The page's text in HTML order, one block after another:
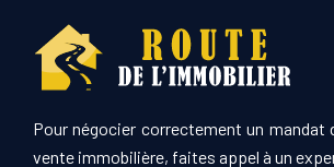
Pour négocier correctement un mandat
vente immobilière, faites appel à un